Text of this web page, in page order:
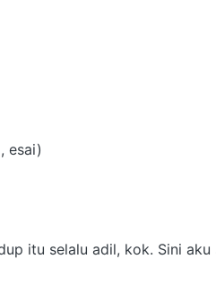
esai)
itu selalu adil, kok. Sini aku